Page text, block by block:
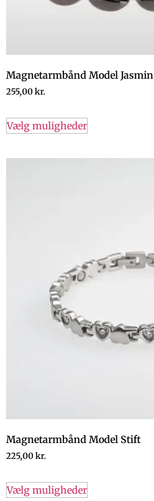
Magnetarmbånd Model Jasmin
255,00kr.
Vælg muligheder
Magnetarmbånd Model Stift
225,00kr.
Vælg muligheder